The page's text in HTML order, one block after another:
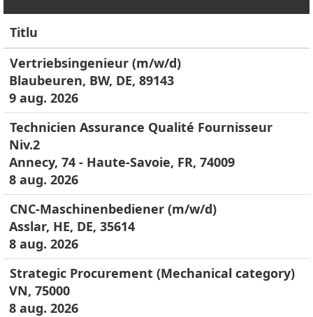
Titlu
Vertriebsingenieur (m/w/d)
Blaubeuren, BW, DE, 89143
9 aug. 2026
Technicien Assurance Qualité Fournisseur
Niv.2
Annecy, 74 - Haute-Savoie, FR, 74009
8 aug. 2026
CNC-Maschinenbediener (m/w/d)
Asslar, HE, DE, 35614
8 aug. 2026
Strategic Procurement (Mechanical category)
VN, 75000
8 aug. 2026